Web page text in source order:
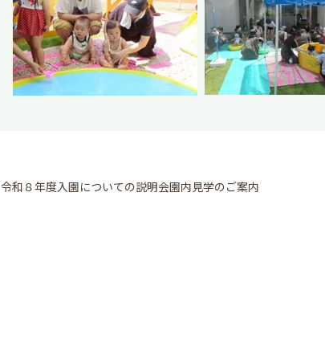
令和８年度入園についての説明会園内見学のご案内